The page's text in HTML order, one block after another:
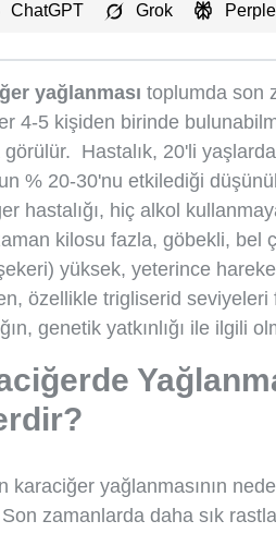
ChatGPT Grok
yağlanması toplumda son
4-5 kişiden birinde
görülür. Hastalık, 20'li
% 20-30'nu etkilediği
hastalığı, hiç alkol
kilosu fazla, göbekli, bel
yüksek, yeterince
özellikle trigliserid
genetik yatkınlığı ile ilgili
karaciğer yağlanmasının
zamanlarda daha sık